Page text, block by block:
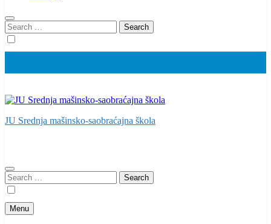
Search
for:
JU Srednja mašinsko-saobraćajna škola
Search
for:
Menu